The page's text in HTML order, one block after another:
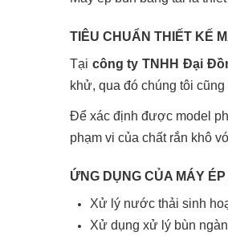
TIÊU CHUẨN THIẾT KẾ
Tại công ty TNHH Đại
khử, qua đó chúng tôi
Để xác định được model
phạm vi của chất rắn khô
ỨNG DỤNG CỦA MÁY
Xử lý nước thải sinh
Xử dụng xử lý bùn